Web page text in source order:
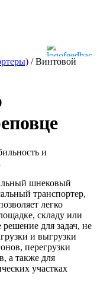
/Винтовой
и
шнековый
транспортер,
легко
складу или
для задач, не
и выгрузки
перегрузки
а также для
участках